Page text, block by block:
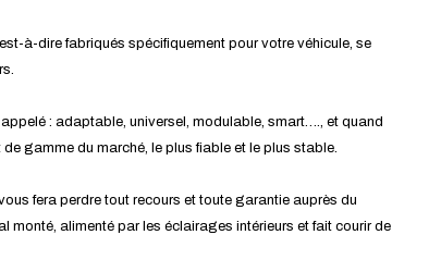
à-dire fabriqués spécifiquement pour votre véhicule, se
: adaptable, universel, modulable, smart…., et quand
gamme du marché, le plus fiable et le plus stable.
fera perdre tout recours et toute garantie auprès du
monté, alimenté par les éclairages intérieurs et fait courir de